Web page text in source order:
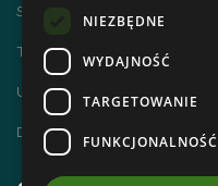
Szlaki Tatr Polskich
Tatrzańskie Centrum
Ubezpieczenie NNW dla
Dworzec Tatrzański
NIEZBĘDNE
WYDAJNOŚĆ
TARGETOWANIE
FUNKCJONALNOŚĆ